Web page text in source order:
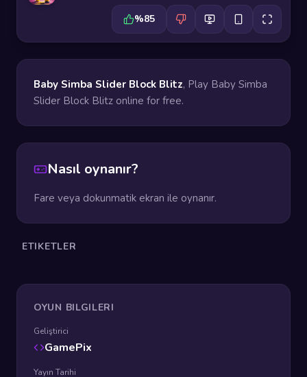
%85
Baby Simba Slider Block Blitz, Play Baby Simba
Slider Block Blitz online for free.
Nasıl oynanır?
Fare veya dokunmatik ekran ile oynanır.
ETIKETLER
OYUN BILGILERI
Geliştirici
GamePix
Yayın Tarihi